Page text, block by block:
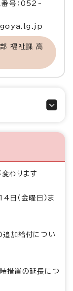
号：052-
福祉課 高
わります
日（金曜日）ま
追加給付につい
措置の延長につ